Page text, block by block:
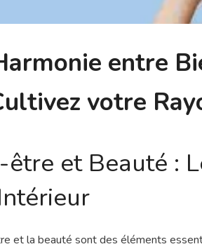
entre
votre
être et Beauté :
et la beauté sont des éléments